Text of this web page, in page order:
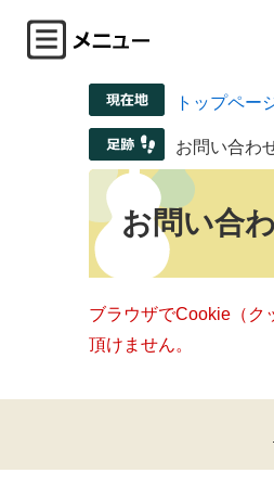
トップペー
お問い合わ
お問い合
ブラウザでCookie（ク
頂けません。